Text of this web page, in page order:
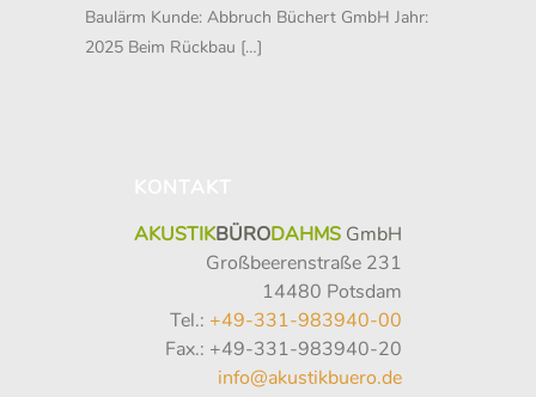
Baulärm Kunde: Abbruch Büchert GmbH Jahr:
2025 Beim Rückbau […]
AKUSTIKBÜRODAHMS GmbH
Großbeerenstraße 231
14480 Potsdam
Tel.: +49-331-983940-00
Fax.: +49-331-983940-20
info@akustikbuero.de